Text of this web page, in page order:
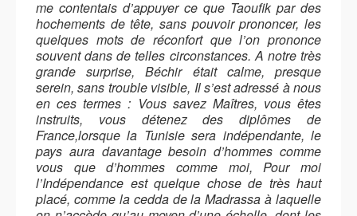
me contentais d’appuyer ce que Taoufik par des
hochements de tête, sans pouvoir prononcer, les
quelques mots de réconfort que l’on prononce
souvent dans de telles circonstances. A notre très
grande surprise, Béchir était calme, presque
serein, sans trouble visible, Il s’est adressé à nous
en ces termes : Vous savez Maîtres, vous êtes
instruits, vous détenez des diplômes de
France,lorsque la Tunisie sera indépendante, le
pays aura davantage besoin d’hommes comme
vous que d’hommes comme moi, Pour moi
l’Indépendance est quelque chose de très haut
placé, comme la cedda de la Madrassa à laquelle